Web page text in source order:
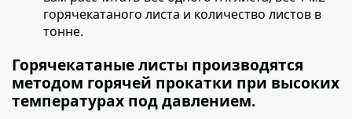
горячекатаного листа и количество листов в
тонне.
Горячекатаные листы производятся
методом горячей прокатки при высоких
температурах под давлением.